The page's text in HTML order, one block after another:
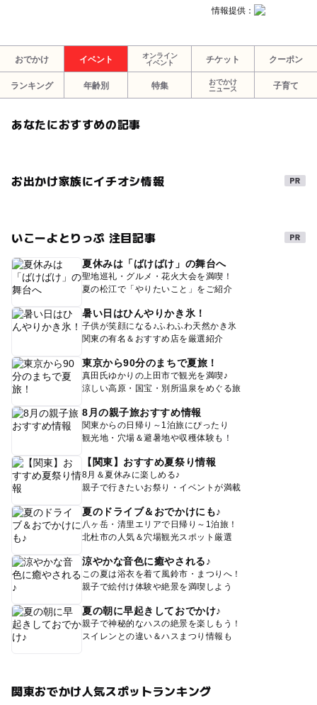
情報提供：
おでかけ イベント
オンライン
イベント
チケット クーポン
ランキング 年齢別 特集
おでかけ
ニュース
子育て
あなたにおすすめの記事
お出かけ家族にイチオシ情報
いこーよとりっぷ 注目記事
夏休みは「ばけばけ」の舞台へ
聖地巡礼・グルメ・花火大会を満喫！
夏の松江で「やりたいこと」をご紹介
暑い日はひんやりかき氷！
子供が笑顔になる♪ふわふわ天然かき氷
関東の有名＆おすすめ店を厳選紹介
東京から90分のまちで夏旅！
真田氏ゆかりの上田市で観光を満喫♪
涼しい高原・国宝・別所温泉をめぐる旅
8月の親子旅おすすめ情報
関東からの日帰り～1泊旅にぴったり
観光地・穴場＆避暑地や収穫体験も！
【関東】おすすめ夏祭り情報
8月＆夏休みに楽しめる♪
親子で行きたいお祭り・イベントが満載
夏のドライブ＆おでかけにも♪
八ヶ岳・清里エリアで日帰り～1泊旅！
北杜市の人気＆穴場観光スポット厳選
涼やかな音色に癒やされる♪
この夏は浴衣を着て風鈴市・まつりへ！
親子で絵付け体験や絶景を満喫しよう
夏の朝に早起きしておでかけ♪
親子で神秘的なハスの絶景を楽しもう！
スイレンとの違い＆ハスまつり情報も
関東おでかけ人気スポットランキング